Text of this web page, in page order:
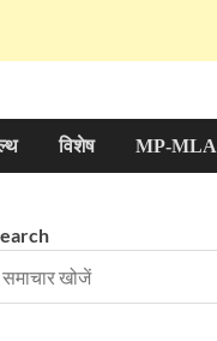
विशेष MP-MLA